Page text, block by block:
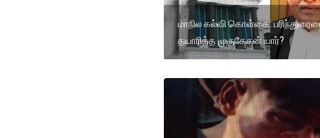
மாநில கல்வி கொள்கை:
தயாரித்த முருகேசன் யார்?